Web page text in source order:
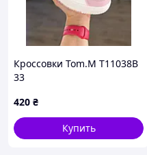
Кроссовки Tom.M T11038B
33
420 ₴
Купить